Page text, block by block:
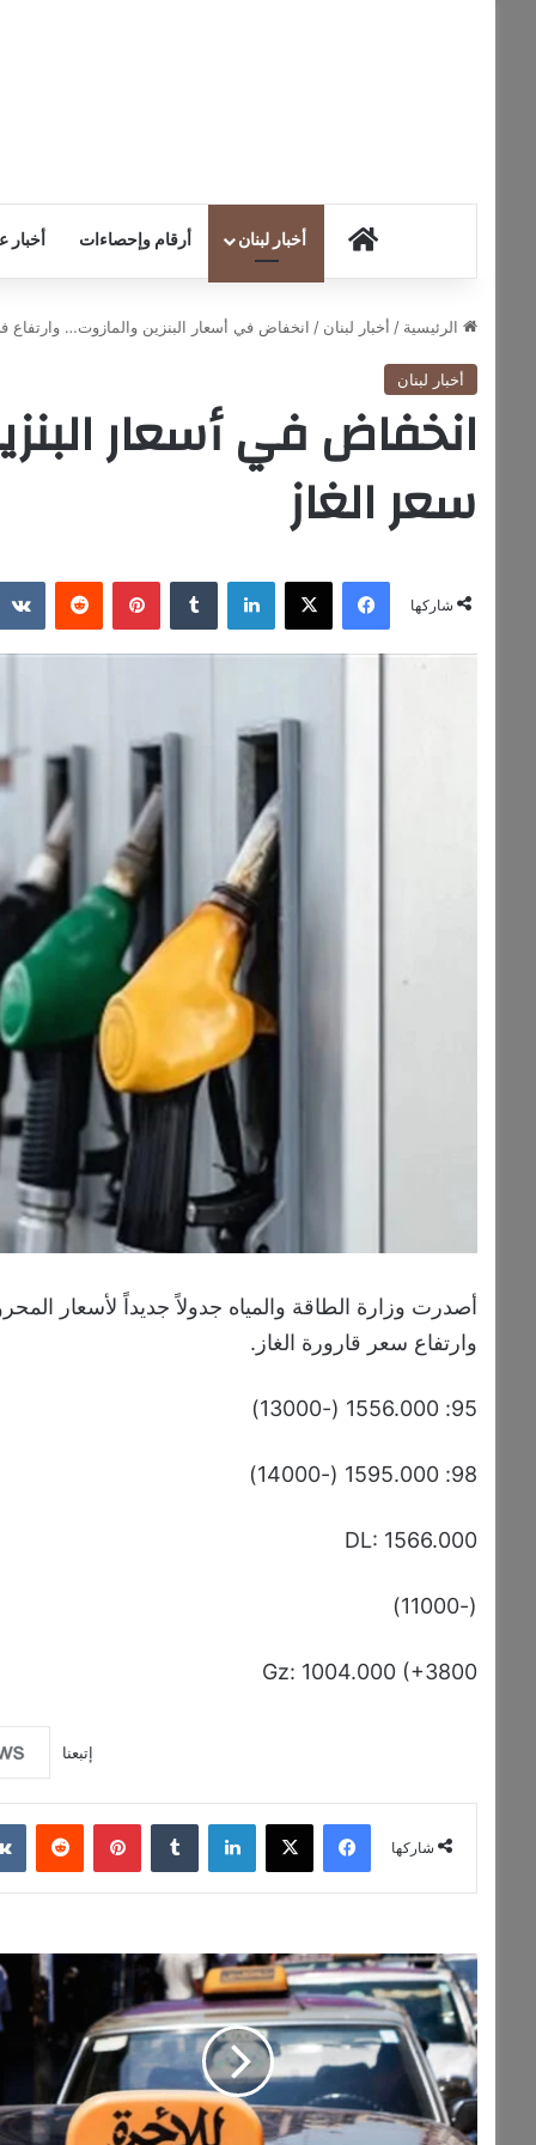
HOME أخبار لبنان أرقام وإحصاءات أخبار
الرئيسية / أخبار لبنان / انخفاض في أسعار البنزين والمازوت… وارتفاع
أخبار لبنان
انخفاض في أسعار
سعر الغاز
شاركها
فيسبوك ‫X لينكدإن ‏Tumblr بينتيريست
‏Reddit
أصدرت وزارة الطاقة والمياه جدولاً جديداً لأسعار
وارتفاع سعر قارورة الغاز.
95: 1556.000 (-13000)
98: 1595.000 (-14000)
DL: 1566.000
(-11000)
Gz: 1004.000 (+3800
إتبعنا
شاركها
فيسبوك ‫X لينكدإن ‏Tumblr بينتيريست
‏Reddit
من
المطار…
ما
بقى
في
فوضى
أسعار!
وزارة